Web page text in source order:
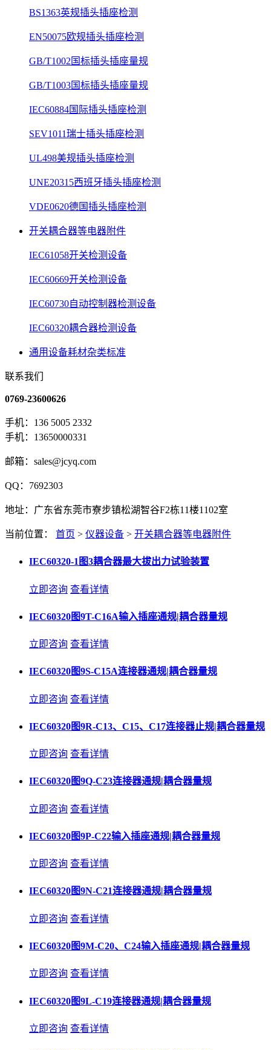
BS1363英规插头插座检测
EN50075欧规插头插座检测
GB/T1002国标插头插座量规
GB/T1003国标插头插座量规
IEC60884国际插头插座检测
SEV1011瑞士插头插座检测
UL498美规插头插座检测
UNE20315西班牙插头插座检测
VDE0620德国插头插座检测
开关耦合器等电器附件
IEC61058开关检测设备
IEC60669开关检测设备
IEC60730自动控制器检测设备
IEC60320耦合器检测设备
通用设备耗材杂类标准
联系我们
0769-23600626
手机：136 5005 2332
手机：13650000331
邮箱：sales@jcyq.com
QQ：7692303
地址：广东省东莞市寮步镇松湖智谷F2栋11楼1102室
当前位置： 首页 > 仪器设备 > 开关耦合器等电器附件
IEC60320-1图3耦合器最大拔出力试验装置
立即咨询 查看详情
IEC60320图9T-C16A输入插座通规|耦合器量规
立即咨询 查看详情
IEC60320图9S-C15A连接器通规|耦合器量规
立即咨询 查看详情
IEC60320图9R-C13、C15、C17连接器止规|耦合器量规
立即咨询 查看详情
IEC60320图9Q-C23连接器通规|耦合器量规
立即咨询 查看详情
IEC60320图9P-C22输入插座通规|耦合器量规
立即咨询 查看详情
IEC60320图9N-C21连接器通规|耦合器量规
立即咨询 查看详情
IEC60320图9M-C20、C24输入插座通规|耦合器量规
立即咨询 查看详情
IEC60320图9L-C19连接器通规|耦合器量规
立即咨询 查看详情